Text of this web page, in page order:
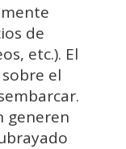
de
etc.). El
el
generen